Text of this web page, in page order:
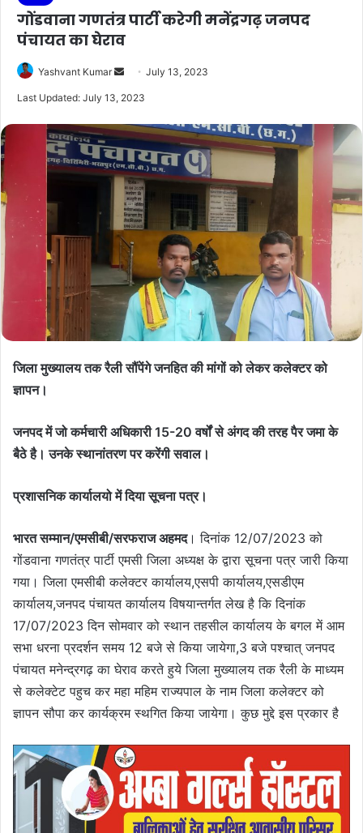
गोंडवाना गणतंत्र पार्टी करेगी मनेंद्रगढ़ जनपद
पंचायत का घेराव
Yashvant Kumar
Send July 13, 2023
Last Updated: July 13, 2023
जिला मुख्यालय तक रैली सौंपेंगे जनहित की मांगों को लेकर कलेक्टर को
ज्ञापन।
जनपद में जो कर्मचारी अधिकारी 15-20 वर्षों से अंगद की तरह पैर जमा के
बैठे है। उनके स्थानांतरण पर करेंगी सवाल।
प्रशासनिक कार्यालयो में दिया सूचना पत्र।
भारत सम्मान/एमसीबी/सरफराज अहमद। दिनांक 12/07/2023 को
गोंडवाना गणतंत्र पार्टी एमसी जिला अध्यक्ष के द्वारा सूचना पत्र जारी किया
गया। जिला एमसीबी कलेक्टर कार्यालय,एसपी कार्यालय,एसडीएम
कार्यालय,जनपद पंचायत कार्यालय विषयान्तर्गत लेख है कि दिनांक
17/07/2023 दिन सोमवार को स्थान तहसील कार्यालय के बगल में आम
सभा धरना प्रदर्शन समय 12 बजे से किया जायेगा,3 बजे पश्चात् जनपद
पंचायत मनेन्द्रगढ़ का घेराव करते हुये जिला मुख्यालय तक रैली के माध्यम
से कलेक्टेट पहुच कर महा महिम राज्यपाल के नाम जिला कलेक्टर को
ज्ञापन सौपा कर कार्यक्रम स्थगित किया जायेगा। कुछ मुद्दे इस प्रकार है